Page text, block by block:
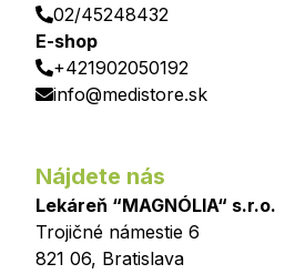
02/45248432
E-shop
+421902050192
info@medistore.sk
Nájdete nás
Lekáreň “MAGNÓLIA“ s.r.o.
Trojičné námestie 6
821 06, Bratislava